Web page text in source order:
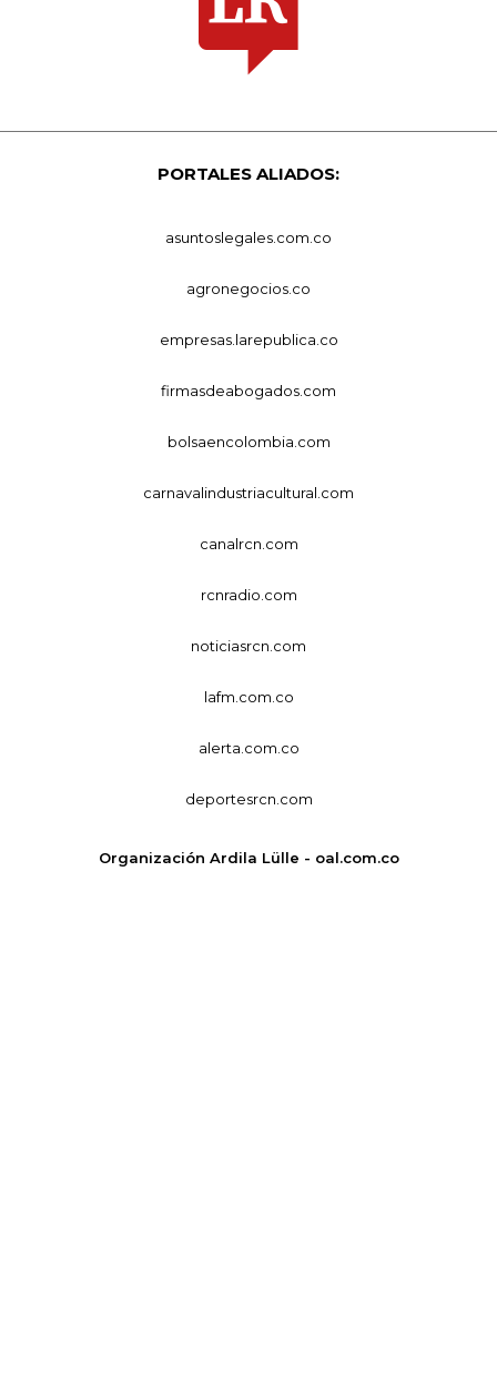
PORTALES ALIADOS:
asuntoslegales.com.co
agronegocios.co
empresas.larepublica.co
firmasdeabogados.com
bolsaencolombia.com
carnavalindustriacultural.com
canalrcn.com
rcnradio.com
noticiasrcn.com
lafm.com.co
alerta.com.co
deportesrcn.com
Organización Ardila Lülle - oal.com.co